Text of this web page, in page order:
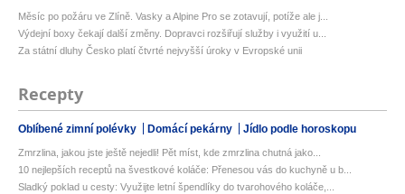
Měsíc po požáru ve Zlíně. Vasky a Alpine Pro se zotavují, potíže ale j...
Výdejní boxy čekají další změny. Dopravci rozšiřují služby i využití u...
Za státní dluhy Česko platí čtvrté nejvyšší úroky v Evropské unii
Recepty
Oblíbené zimní polévky Domácí pekárny Jídlo podle horoskopu
Zmrzlina, jakou jste ještě nejedli! Pět míst, kde zmrzlina chutná jako...
10 nejlepších receptů na švestkové koláče: Přenesou vás do kuchyně u b...
Sladký poklad u cesty: Využijte letní špendlíky do tvarohového koláče,...